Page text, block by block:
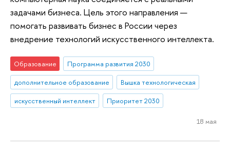
задачами бизнеса. Цель этого направления —
помогать развивать бизнес в России через
внедрение технологий искусственного интеллекта.
Образование
Программа развития 2030
дополнительное образование
Вышка технологическая
искусственный интеллект
Приоритет 2030
18 мая